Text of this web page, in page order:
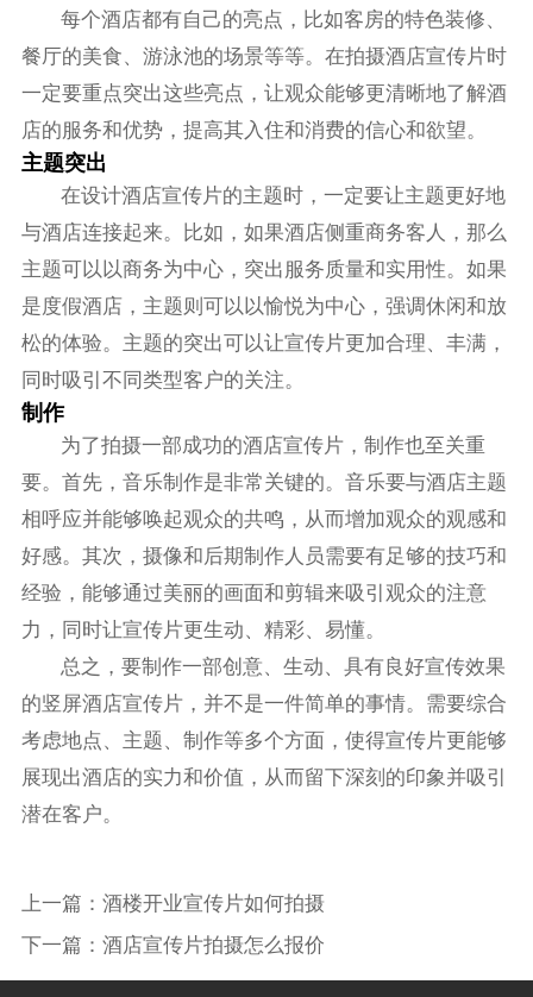
每个酒店都有自己的亮点，比如客房的特色装修、
餐厅的美食、游泳池的场景等等。在拍摄酒店宣传片时
一定要重点突出这些亮点，让观众能够更清晰地了解酒
店的服务和优势，提高其入住和消费的信心和欲望。
主题突出
在设计酒店宣传片的主题时，一定要让主题更好地
与酒店连接起来。比如，如果酒店侧重商务客人，那么
主题可以以商务为中心，突出服务质量和实用性。如果
是度假酒店，主题则可以以愉悦为中心，强调休闲和放
松的体验。主题的突出可以让宣传片更加合理、丰满，
同时吸引不同类型客户的关注。
制作
为了拍摄一部成功的酒店宣传片，制作也至关重
要。首先，音乐制作是非常关键的。音乐要与酒店主题
相呼应并能够唤起观众的共鸣，从而增加观众的观感和
好感。其次，摄像和后期制作人员需要有足够的技巧和
经验，能够通过美丽的画面和剪辑来吸引观众的注意
力，同时让宣传片更生动、精彩、易懂。
总之，要制作一部创意、生动、具有良好宣传效果
的竖屏酒店宣传片，并不是一件简单的事情。需要综合
考虑地点、主题、制作等多个方面，使得宣传片更能够
展现出酒店的实力和价值，从而留下深刻的印象并吸引
潜在客户。
上一篇： 酒楼开业宣传片如何拍摄
下一篇： 酒店宣传片拍摄怎么报价